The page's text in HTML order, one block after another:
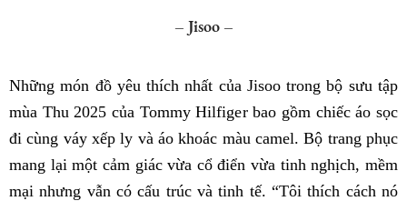
– Jisoo –
Những món đồ yêu thích nhất của Jisoo trong bộ sưu tập
mùa Thu 2025 của Tommy Hilfiger bao gồm chiếc áo sọc
đi cùng váy xếp ly và áo khoác màu camel. Bộ trang phục
mang lại một cảm giác vừa cổ điển vừa tinh nghịch, mềm
mại nhưng vẫn có cấu trúc và tinh tế. “Tôi thích cách nó